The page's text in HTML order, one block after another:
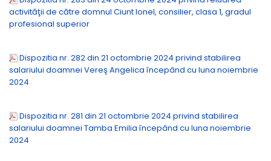
activităţii de către domnul Ciunt Ionel, consilier, clasa 1, gradul
profesional superior
Dispozitia nr. 282 din 21 octombrie 2024 privind stabilirea
salariului doamnei Vereş Angelica începând cu luna noiembrie
2024
Dispozitia nr. 281 din 21 octombrie 2024 privind stabilirea
salariului doamnei Tamba Emilia începând cu luna noiembrie
2024